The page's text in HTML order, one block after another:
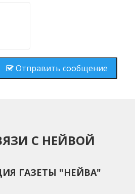
Отправить сообщение
С НЕЙВОЙ
ГАЗЕТЫ "НЕЙВА"